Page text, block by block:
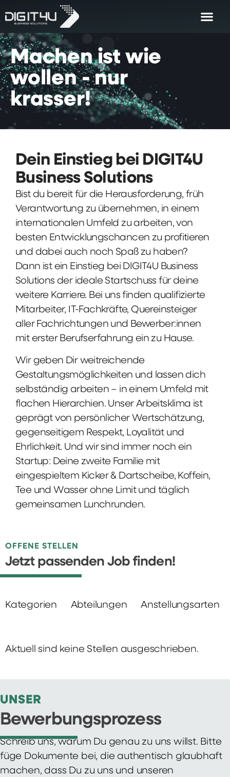
Machen ist wie
wollen - nur
krasser!
Dein Einstieg bei DIGIT4U
Business Solutions
Bist du bereit für die Herausforderung, früh
Verantwortung zu übernehmen, in einem
internationalen Umfeld zu arbeiten, von
besten Entwicklungschancen zu profitieren
und dabei auch noch Spaß zu haben?
Dann ist ein Einstieg bei DIGIT4U Business
Solutions der ideale Startschuss für deine
weitere Karriere. Bei uns finden qualifizierte
Mitarbeiter, IT-Fachkräfte, Quereinsteiger
aller Fachrichtungen und Bewerber:innen
mit erster Berufserfahrung ein zu Hause.
Wir geben Dir weitreichende
Gestaltungsmöglichkeiten und lassen dich
selbständig arbeiten – in einem Umfeld mit
flachen Hierarchien. Unser Arbeitsklima ist
geprägt von persönlicher Wertschätzung,
gegenseitigem Respekt, Loyalität und
Ehrlichkeit. Und wir sind immer noch ein
Startup: Deine zweite Familie mit
eingespieltem Kicker & Dartscheibe, Koffein,
Tee und Wasser ohne Limit und täglich
gemeinsamen Lunchrunden.
OFFENE STELLEN
Jetzt passenden Job finden!
Kategorien Abteilungen Anstellungsarten
Aktuell sind keine Stellen ausgeschrieben.
UNSER
Bewerbungsprozess
Schreib uns, warum Du genau zu uns willst. Bitte
füge Dokumente bei, die authentisch glaubhaft
machen, dass Du zu uns und unseren